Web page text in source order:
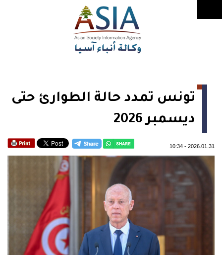
تونس تمدد حالة الطوارئ حتى
ديسمبر 2026
2026.01.31
-
10:34